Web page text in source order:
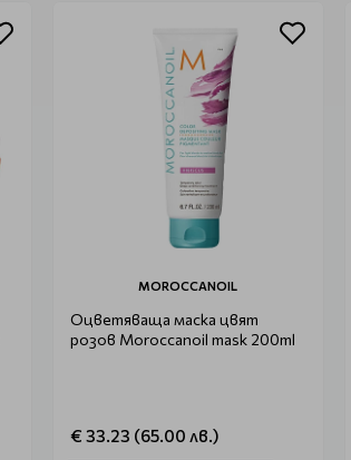
MOROCCANOIL
Оцветяваща маска цвят
розов Moroccanoil mask 200ml
€ 33.23 (65.00 лв.)